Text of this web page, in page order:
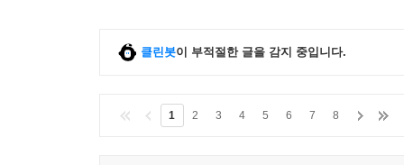
클린봇이 부적절한 글을 감지 중입니다.
1 2 3 4 5 6 7 8